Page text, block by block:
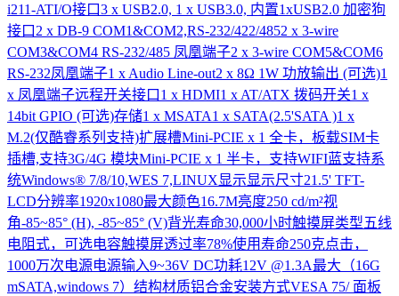
i211-ATI/O接口3 x USB2.0, 1 x USB3.0, 内置1xUSB2.0 加密狗
接口2 x DB-9 COM1&COM2,RS-232/422/4852 x 3-wire
COM3&COM4 RS-232/485 凤凰端子2 x 3-wire COM5&COM6
RS-232凤凰端子1 x Audio Line-out2 x 8Ω 1W 功放输出 (可选)1
x 凤凰端子远程开关接口1 x HDMI1 x AT/ATX 拨码开关1 x
14bit GPIO (可选)存储1 x MSATA1 x SATA(2.5'SATA )1 x
M.2(仅酷睿系列支持)扩展槽Mini-PCIE x 1 全卡，板载SIM卡
插槽,支持3G/4G 模块Mini-PCIE x 1 半卡，支持WIFI蓝支持系
统Windows® 7/8/10,WES 7,LINUX显示显示尺寸21.5' TFT-
LCD分辨率1920x1080最大颜色16.7M亮度250 cd/m²视
角-85~85° (H), -85~85° (V)背光寿命30,000小时触摸屏类型五线
电阻式，可选电容触摸屏透过率78%使用寿命250克点击，
1000万次电源电源输入9~36V DC功耗12V @1.3A最大（16G
mSATA,windows 7）结构材质铝合金安装方式VESA 75/ 面板